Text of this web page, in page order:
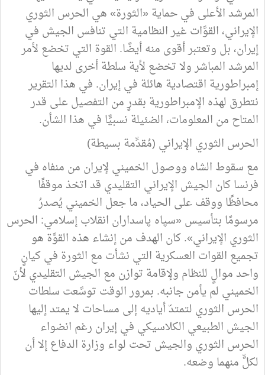
المرشد الأعلى في حماية «الثورة» هي الحرس الثوري
الإيراني، القوَّات غير النظامية التي تنافس الجيش في
إيران، بل وتعتبر أقوى منه أيضًا. القوة التي تخضع لأمر
المرشد المباشر ولا تخضع لأية سلطة أخرى لديها
إمبراطورية اقتصادية هائلة في إيران. في هذا التقرير
نتطرق لهذه الإمبراطورية بقدرٍ من التفصيل على قدر
المتاح من المعلومات، الضئيلة نسبيًّا في هذا الشأن.
الحرس الثوري الإيراني (مُقدِّمة بسيطة)
مع سقوط الشاه ووصول الخميني لإيران من منفاه في
فرنسا كان الجيش الإيراني التقليدي قد اتخذ موقفًا
محافظًا ووقف على الحياد، ما جعل الخميني يُصدرُ
مرسومًا بتأسيس «سپاه پاسداران انقلاب إسلامي: الحرس
الثوري الإيراني». كان الهدف من إنشاء هذه القوَّة هو
تجميع القوات العسكرية التي نشأت مع الثورة في كيانٍ
واحد موالٍ للنظام ولإقامة توازن مع الجيش التقليدي لأنّ
الخميني لم يأمن جانبه. بمرور الوقت توسَّعت سلطات
الحرس الثوري لتمتدّ أياديه إلى مساحات لا يمتد إليها
الجيش الطبيعي الكلاسيكي في إيران رغم انضواء
الحرس الثوري والجيش تحت لواء وزارة الدفاع إلا أن
لكلٍّ منهما وضعه.